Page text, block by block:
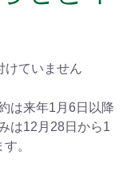
けていません
は来年1月6日以降
は12月28日から1
。